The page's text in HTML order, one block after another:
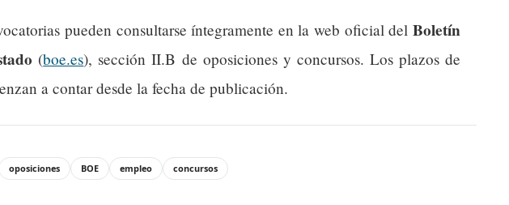
pueden consultarse íntegramente en la web oficial del Boletín
(boe.es), sección II.B de oposiciones y concursos. Los plazos de
a contar desde la fecha de publicación.
oposiciones BOE empleo concursos